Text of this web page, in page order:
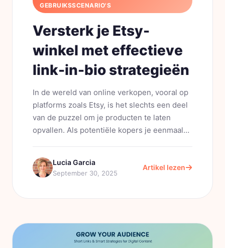
GEBRUIKSSCENARIO'S
Versterk je Etsy-
winkel met effectieve
link-in-bio strategieën
In de wereld van online verkopen, vooral op
platforms zoals Etsy, is het slechts een deel
van de puzzel om je producten te laten
opvallen. Als potentiële kopers je eenmaal
stap om ze vlot door je aanbod te...
Lucia Garcia
September 30, 2025
Artikel lezen